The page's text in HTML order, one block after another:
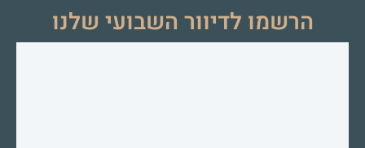
הרשמו לדיוור השבועי שלנו